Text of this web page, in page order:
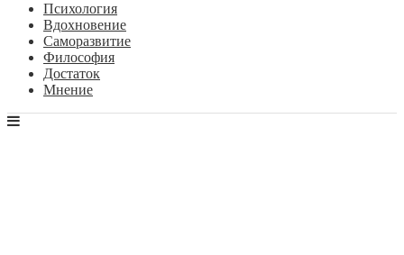
Психология
Вдохновение
Саморазвитие
Философия
Достаток
Мнение